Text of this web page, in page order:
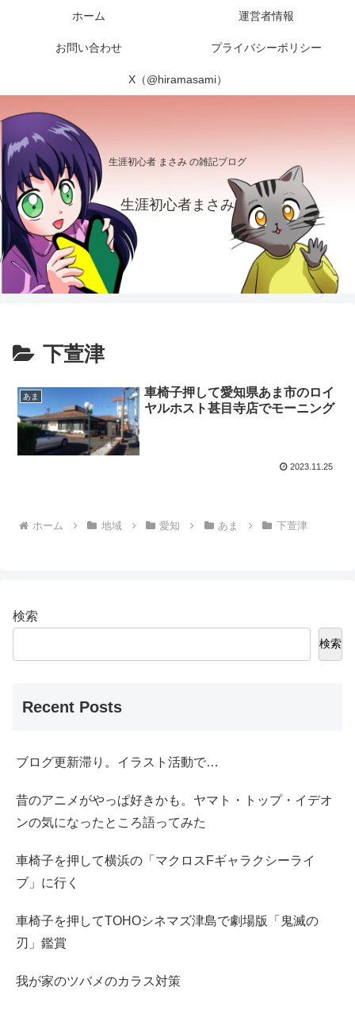
生涯初心者 まさみ の雑記ブログ
生涯初心者まさみ
ホーム 運営者情報
お問い合わせ プライバシーポリシー
X（@hiramasami）
下萱津
あま
車椅子押して愛知県あま市のロイ
ヤルホスト甚目寺店でモーニング
2023.11.25
ホーム 地域 愛知 あま 下萱津
検索
検索
Recent Posts
ブログ更新滞り。イラスト活動で…
昔のアニメがやっぱ好きかも。ヤマト・トップ・イデオ
ンの気になったところ語ってみた
車椅子を押して横浜の「マクロスFギャラクシーライ
ブ」に行く
車椅子を押してTOHOシネマズ津島で劇場版「鬼滅の
刃」鑑賞
我が家のツバメのカラス対策